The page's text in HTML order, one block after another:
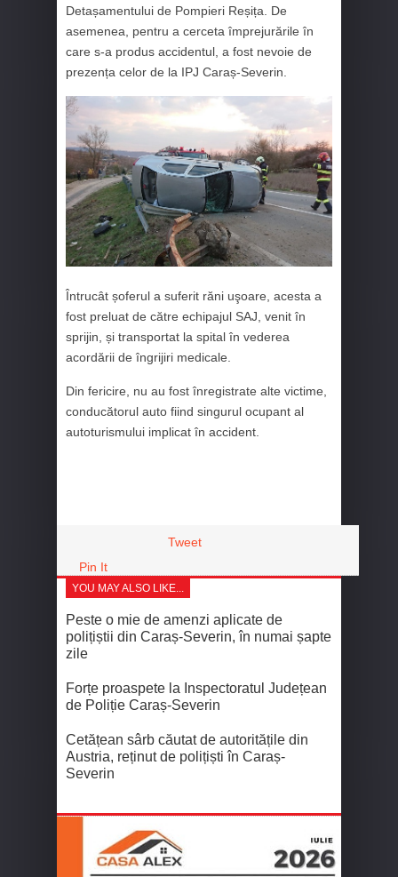
Detașamentului de Pompieri Reșița. De
asemenea, pentru a cerceta împrejurările în
care s-a produs accidentul, a fost nevoie de
prezența celor de la IPJ Caraș-Severin.
Întrucât șoferul a suferit răni uşoare, acesta a
fost preluat de către echipajul SAJ, venit în
sprijin, și transportat la spital în vederea
acordării de îngrijiri medicale.
Din fericire, nu au fost înregistrate alte victime,
conducătorul auto fiind singurul ocupant al
autoturismului implicat în accident.
Tweet
Pin It
YOU MAY ALSO LIKE...
Peste o mie de amenzi aplicate de
polițiștii din Caraș-Severin, în numai șapte
zile
Forțe proaspete la Inspectoratul Județean
de Poliție Caraș-Severin
Cetățean sârb căutat de autoritățile din
Austria, reținut de polițiști în Caraș-
Severin